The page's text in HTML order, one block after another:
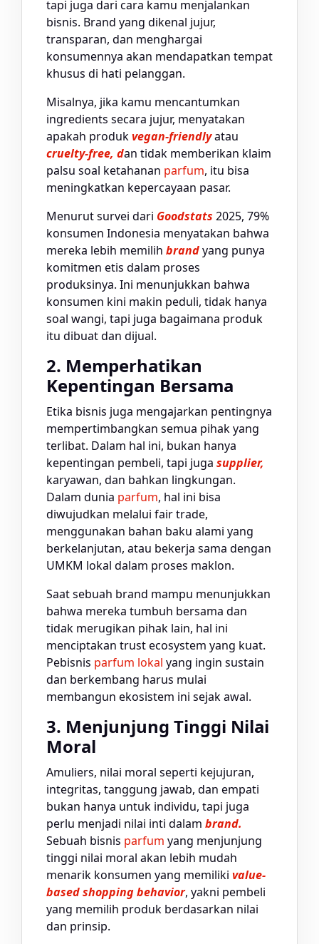
tapi juga dari cara kamu menjalankan
bisnis. Brand yang dikenal jujur,
transparan, dan menghargai
konsumennya akan mendapatkan tempat
khusus di hati pelanggan.
Misalnya, jika kamu mencantumkan
ingredients secara jujur, menyatakan
apakah produkvegan-friendlyatau
cruelty-free, dan tidak memberikan klaim
palsu soal ketahanan parfum, itu bisa
meningkatkan kepercayaan pasar.
Menurut survei dari Goodstats 2025, 79%
konsumen Indonesia menyatakan bahwa
mereka lebih memilih brandyang punya
komitmen etis dalam proses
produksinya. Ini menunjukkan bahwa
konsumen kini makin peduli, tidak hanya
soal wangi, tapi juga bagaimana produk
itu dibuat dan dijual.
2. Memperhatikan
Kepentingan Bersama
Etika bisnis juga mengajarkan pentingnya
mempertimbangkan semua pihak yang
terlibat. Dalam hal ini, bukan hanya
kepentingan pembeli, tapi juga supplier,
karyawan, dan bahkan lingkungan.
Dalam dunia parfum, hal ini bisa
diwujudkan melalui fair trade,
menggunakan bahan baku alami yang
berkelanjutan, atau bekerja sama dengan
UMKM lokal dalam proses maklon.
Saat sebuah brand mampu menunjukkan
bahwa mereka tumbuh bersama dan
tidak merugikan pihak lain, hal ini
menciptakan trust ecosystem yang kuat.
Pebisnis parfum lokal yang ingin sustain
dan berkembang harus mulai
membangun ekosistem ini sejak awal.
3. Menjunjung Tinggi Nilai
Moral
Amuliers, nilai moral seperti kejujuran,
integritas, tanggung jawab, dan empati
bukan hanya untuk individu, tapi juga
perlu menjadi nilai inti dalam brand.
Sebuah bisnis parfum yang menjunjung
tinggi nilai moral akan lebih mudah
menarik konsumen yang memiliki value-
based shopping behavior, yakni pembeli
yang memilih produk berdasarkan nilai
dan prinsip.